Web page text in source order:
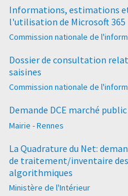
Informations, estimations
l'utilisation de Microsoft 365
Commission nationale de
Dossier de consultation
saisines
Commission nationale de
Demande DCE marché public
Mairie - Rennes
La Quadrature du Net:
de traitement/inventaire
algorithmiques
Ministère de l'Intérieur